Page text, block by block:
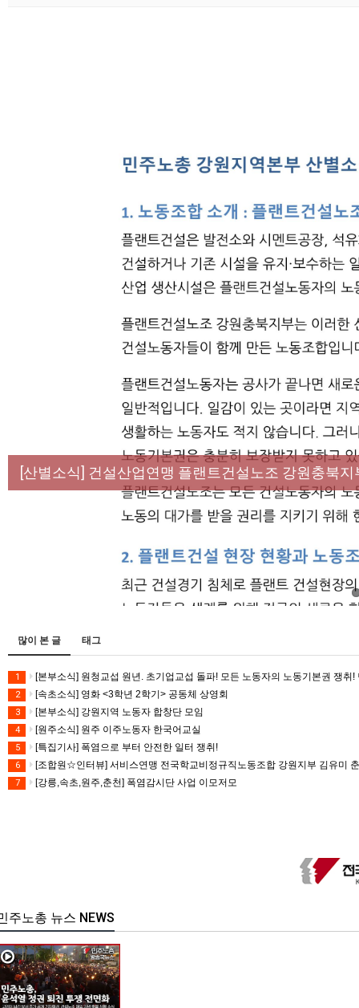
[성명] 막을 수 있었던 죽음, HL만도가 책임져라 : 청
[산별소식] 건설산업연맹 플랜트건설노조 강원충북지
[강릉,속초,원주,춘천] 폭염감시단 사업 이모저모
[조합원☆인터뷰] 서비스연맹 전국학교비정규직노동
[본부소식] 강원지역 노동자 합창단 모임
많이 본 글 태그
1 [본부소식] 원청교섭 원년. 초기업교섭 돌파! 모든 노동자의 노동기본권 쟁취
2 [속초소식] 영화 <3학년 2학기> 공동체 상영회
3 [본부소식] 강원지역 노동자 합창단 모임
4 [원주소식] 원주 이주노동자 한국어교실
5 [특집기사] 폭염으로 부터 안전한 일터 쟁취!
6 [조합원☆인터뷰] 서비스연맹 전국학교비정규직노동조합 강원지부 김유미
7 [강릉,속초,원주,춘천] 폭염감시단 사업 이모저모
주노총 뉴스 NEWS